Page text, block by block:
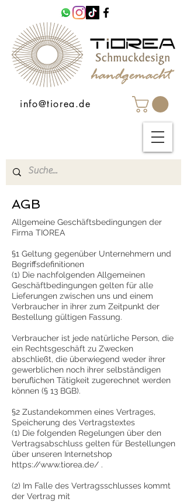
info@tiorea.de
AGB
Allgemeine Geschäftsbedingungen der
Firma TIOREA
§1 Geltung gegenüber Unternehmern und
Begriffsdefinitionen
(1) Die nachfolgenden Allgemeinen
Geschäftbedingungen gelten für alle
Lieferungen zwischen uns und einem
Verbraucher in ihrer zum Zeitpunkt der
Bestellung gültigen Fassung.
Verbraucher ist jede natürliche Person, die
ein Rechtsgeschäft zu Zwecken
abschließt, die überwiegend weder ihrer
gewerblichen noch ihrer selbständigen
beruflichen Tätigkeit zugerechnet werden
können (§ 13 BGB).
§2 Zustandekommen eines Vertrages,
Speicherung des Vertragstextes
(1) Die folgenden Regelungen über den
Vertragsabschluss gelten für Bestellungen
über unseren Internetshop
https://www.tiorea.de/ .
(2) Im Falle des Vertragsschlusses kommt
der Vertrag mit